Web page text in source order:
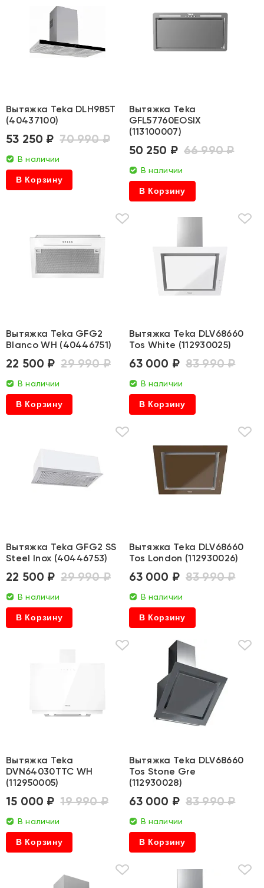
Вытяжка Teka DLH985T
(40437100)
53 250 ₽ 70 990 ₽
В наличии
В Корзину
Вытяжка Teka
GFL57760EOSIX
(113100007)
50 250 ₽ 66 990 ₽
В наличии
В Корзину
Вытяжка Teka GFG2
Blanco WH (40446751)
22 500 ₽ 29 990 ₽
В наличии
В Корзину
Вытяжка Teka DLV68660
Tos White (112930025)
63 000 ₽ 83 990 ₽
В наличии
В Корзину
Вытяжка Teka GFG2 SS
Steel Inox (40446753)
22 500 ₽ 29 990 ₽
В наличии
В Корзину
Вытяжка Teka DLV68660
Tos London (112930026)
63 000 ₽ 83 990 ₽
В наличии
В Корзину
Вытяжка Teka
DVN64030TTC WH
(112950005)
15 000 ₽ 19 990 ₽
В наличии
В Корзину
Вытяжка Teka DLV68660
Tos Stone Gre
(112930028)
63 000 ₽ 83 990 ₽
В наличии
В Корзину